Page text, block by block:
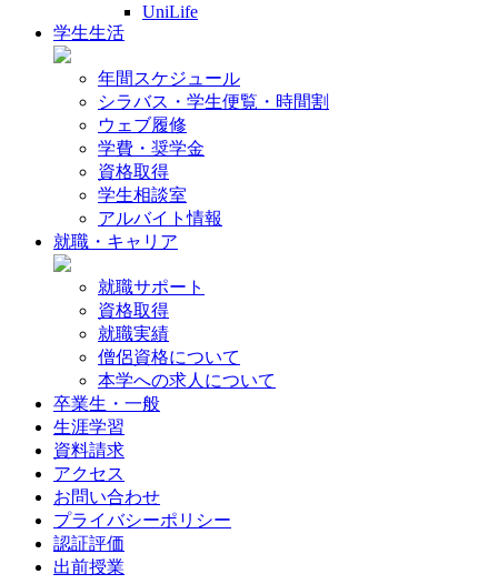
UniLife
学生生活
年間スケジュール
シラバス・学生便覧・時間割
ウェブ履修
学費・奨学金
資格取得
学生相談室
アルバイト情報
就職・キャリア
就職サポート
資格取得
就職実績
僧侶資格について
本学への求人について
卒業生・一般
生涯学習
資料請求
アクセス
お問い合わせ
プライバシーポリシー
認証評価
出前授業